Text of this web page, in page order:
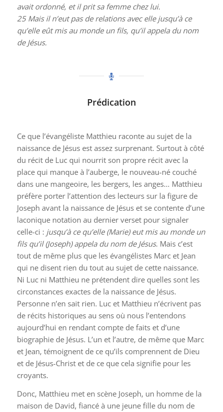
avait ordonné, et il prit sa femme chez lui.
25Mais il n’eut pas de relations avec elle jusqu’à ce
qu’elle eût mis au monde un fils, qu’il appela du nom
de Jésus.
Prédication
Ce que l’évangéliste Matthieu raconte au sujet de la
naissance de Jésus est assez surprenant. Surtout à côté
du récit de Luc qui nourrit son propre récit avec la
place qui manque à l’auberge, le nouveau-né couché
dans une mangeoire, les bergers, les anges… Matthieu
préfère porter l’attention des lecteurs sur la figure de
Joseph avant la naissance de Jésus et se contente d’une
laconique notation au dernier verset pour signaler
celle-ci : jusqu’à ce qu’elle (Marie) eut mis au monde un
fils qu’il (Joseph) appela du nom de Jésus. Mais c’est
tout de même plus que les évangélistes Marc et Jean
qui ne disent rien du tout au sujet de cette naissance.
Ni Luc ni Matthieu ne prétendent dire quelles sont les
circonstances exactes de la naissance de Jésus.
Personne n’en sait rien. Luc et Matthieu n’écrivent pas
de récits historiques au sens où nous l’entendons
aujourd’hui en rendant compte de faits et d’une
biographie de Jésus. L’un et l’autre, de même que Marc
et Jean, témoignent de ce qu’ils comprennent de Dieu
et de Jésus-Christ et de ce que cela signifie pour les
croyants.
Donc, Matthieu met en scène Joseph, un homme de la
maison de David, fiancé à une jeune fille du nom de